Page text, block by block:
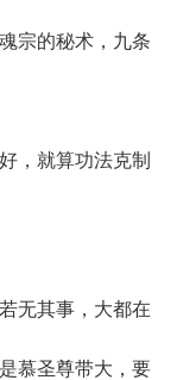
宗的秘术，九条
就算功法克制
无其事，大都在
慕圣尊带大，要